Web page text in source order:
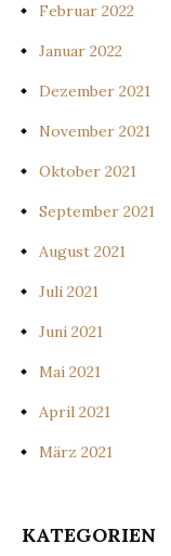
Februar 2022
Januar 2022
Dezember 2021
November 2021
Oktober 2021
September 2021
August 2021
Juli 2021
Juni 2021
Mai 2021
April 2021
März 2021
KATEGORIEN